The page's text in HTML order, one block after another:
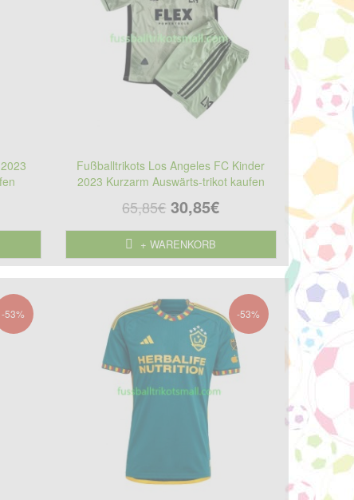
Fußballtrikots Los Angeles FC Kinder
2023 Kurzarm Auswärts-trikot kaufen
65,85€ 30,85€
+ WARENKORB
-53% -53%